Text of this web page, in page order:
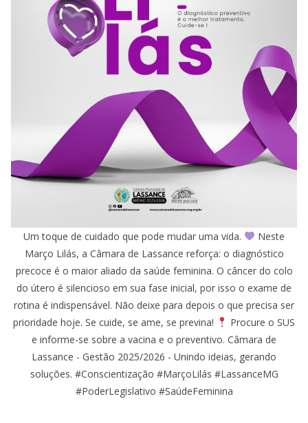
Um toque de cuidado que pode mudar uma vida.
Neste
Março Lilás, a Câmara de Lassance reforça: o diagnóstico
precoce é o maior aliado da saúde feminina. O câncer do colo
do útero é silencioso em sua fase inicial, por isso o exame de
rotina é indispensável. Não deixe para depois o que precisa ser
prioridade hoje. Se cuide, se ame, se previna!
Procure o SUS
e informe-se sobre a vacina e o preventivo. Câmara de
Lassance - Gestão 2025/2026 - Unindo ideias, gerando
soluções. #Conscientização #MarçoLilás #LassanceMG
#PoderLegislativo #SaúdeFeminina